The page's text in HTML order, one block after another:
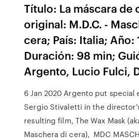
Título: La máscara de
original: M.D.C. -
cera; País: Italia; Año:
Duración: 98 min;
Argento, Lucio Fulci,
6 Jan 2020 Argento put special
Sergio Stivaletti in the
resulting film, The Wax Mask
Maschera di cera), MDC